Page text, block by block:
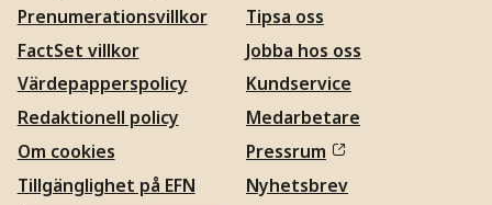
Prenumerationsvillkor
FactSet villkor
Värdepapperspolicy
Redaktionell policy
Om cookies
Tillgänglighet på EFN
Tipsa oss
Jobba hos oss
Kundservice
Medarbetare
Pressrum
Nyhetsbrev